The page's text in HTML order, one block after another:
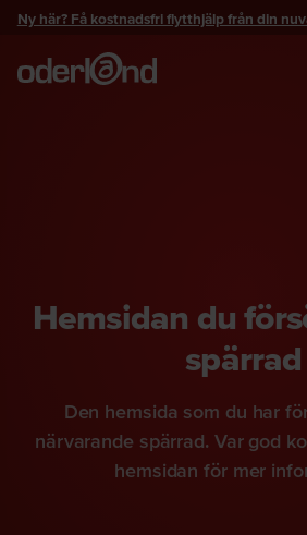
Gå
innehåll
Ny här? Få kostnadsfri flytthjälp från din
Hemsidan du
spärrad
Den hemsida som du har
närvarande spärrad. Var god
hemsidan för mer